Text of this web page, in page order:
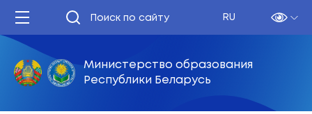
RU
Министерство образования
Республики Беларусь